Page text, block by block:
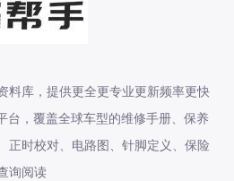
资料、螺丝扭力、拆装步骤、
针脚定义、保险盒图解、发动
料、变
料库，提供更全更专业更新频率更快
台，覆盖全球车型的维修手册、保养
正时校对、电路图、针脚定义、保险
询阅读